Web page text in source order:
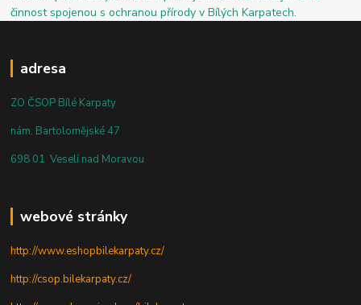
činnost spojenou s ochranou přírody v Bílých Karpatech.
adresa
ZO ČSOP Bílé Karpaty
nám. Bartolomějské 47
698 01 Veselí nad Moravou
webové stránky
http://www.eshopbilekarpaty.cz/
http://csop.bilekarpaty.cz/